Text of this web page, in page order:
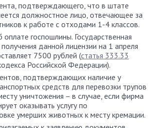
подтверждающего, что в штате
должностное лицо, отвечающее за
к работе с отходами 1-4 классов.
оплате госпошлины. Государственная
данной лицензии на 1 апреля
7500 рублей (статья 333.33
Российской Федерации).
подтверждающих наличие у
средств для перевозки трупов
уничтожения – в случае, если фирма
оказывать услугу по
умерших животных к месту кремации.